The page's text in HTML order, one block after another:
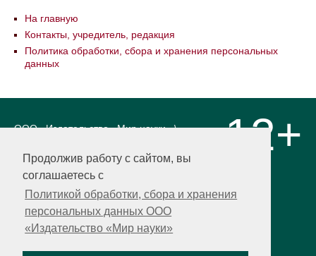
Продолжив работу с сайтом, вы
соглашаетесь с
Политикой обработки, сбора и хранения
персональных данных ООО
«Издательство «Мир науки»
На главную
Контакты, учредитель, редакция
Политика обработки, сбора и хранения персональных
данных
ООО «Издательство «Мир науки» \
LLC Материалы, размещенные на сайте,
охраняются Законом о защите авторских
прав. Публикация любых материалов
этого сайта запрещена без
предварительного согласования с
издательством. Авторские права на
размещенные на сайте научные
12+